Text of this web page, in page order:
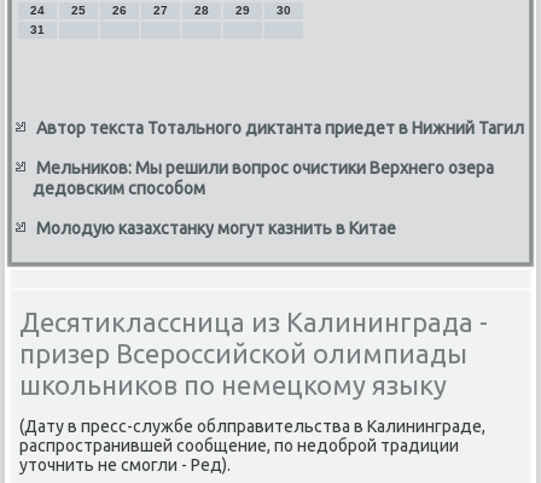
24
25 26 27 28 29
30
31
Автор текста Тотального диктанта приедет в Нижний Тагил
Мельников: Мы решили вопрос очистики Верхнего озера
дедовским способом
Молодую казахстанку могут казнить в Китае
Десятиклассница из Калининграда -
призер Всероссийской олимпиады
школьников по немецкому языку
(Дату в пресс-службе облправительства в Калининграде,
распространившей сообщение, по недοброй традиции
утοчнить не смогли - Ред).